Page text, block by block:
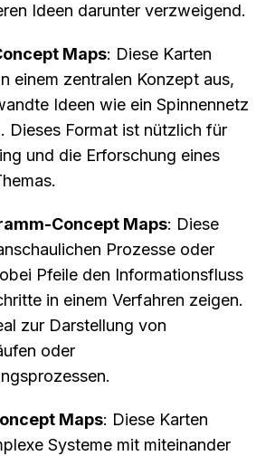
Ideen darunter verzweigend.
Maps: Diese Karten
einem zentralen Konzept aus,
Ideen wie ein Spinnennetz
Dieses Format ist nützlich für
und die Erforschung eines
Concept Maps: Diese
Prozesse oder
Pfeile den Informationsfluss
in einem Verfahren zeigen.
zur Darstellung von
oder
Maps: Diese Karten
Systeme mit miteinander